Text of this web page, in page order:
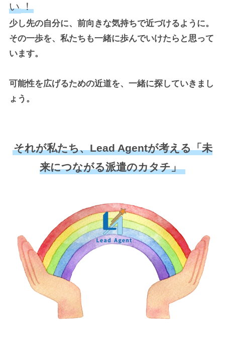
い！
少し先の自分に、前向きな気持ちで近づけるように。
その一歩を、私たちも一緒に歩んでいけたらと思って
います。
可能性を広げるための近道を、一緒に探していきまし
ょう。
それが私たち、Lead Agentが考える「未
来につながる派遣のカタチ」